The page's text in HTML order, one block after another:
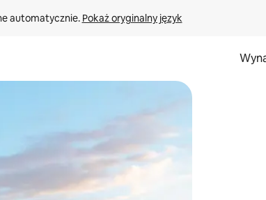
automatycznie. Pokaż oryginalny język